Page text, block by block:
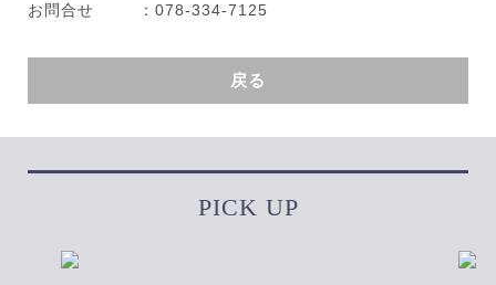
お問合せ ：078-334-7125
戻る
PICK UP